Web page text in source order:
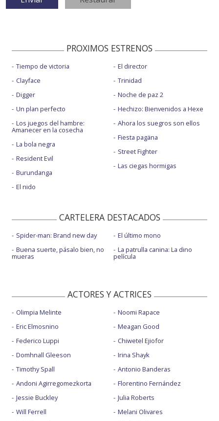
PROXIMOS ESTRENOS
Tiempo de victoria
Clayface
Digger
Un plan perfecto
Los juegos del hambre:
Amanecer en la cosecha
La bola negra
Resident Evil
Burundanga
El nido
El director
Trinidad
Noche de paz 2
Hechizo: Bienvenidos a Hexe
Ahora los suegros son ellos
Fiesta pagäna
Street Fighter
Las ciegas hormigas
CARTELERA DESTACADOS
Spider-man: Brand new day
Buena suerte, pásalo bien, no
mueras
El último mono
La patrulla canina: La dino
película
ACTORES Y ACTRICES
Olimpia Melinte
Eric Elmosnino
Federico Luppi
Domhnall Gleeson
Timothy Spall
Andoni Agirregomezkorta
Jessie Buckley
Will Ferrell
Noomi Rapace
Meagan Good
Chiwetel Ejiofor
Irina Shayk
Antonio Banderas
Florentino Fernández
Julia Roberts
Melani Olivares